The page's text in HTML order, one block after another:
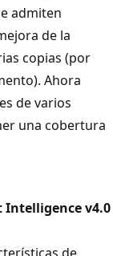
admiten
de la
copias (por
Ahora
de varios
una cobertura
Intelligence v4.0
de